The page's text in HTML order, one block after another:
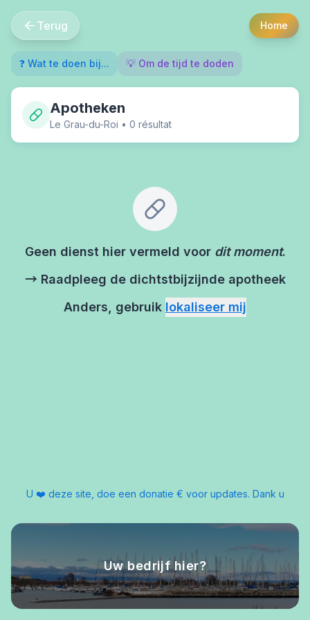
Terug Home
❓ Wat te doen bij... 💡 Om de tijd te doden
Apotheken
Le Grau-du-Roi • 0 résultat
Geen dienst hier vermeld voor dit moment.
→ Raadpleeg de dichtstbijzijnde apotheek
Anders, gebruik lokaliseer mij
U ❤️ deze site, doe een donatie € voor updates. Dank u
Uw bedrijf hier?